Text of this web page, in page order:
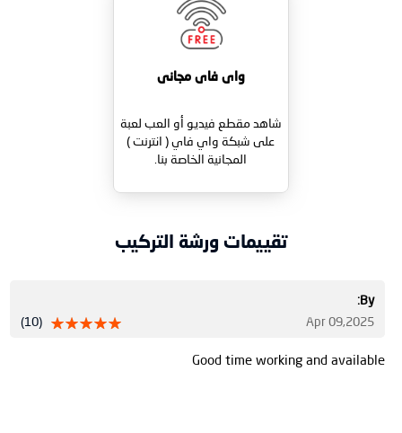
واى فاى مجانى
شاهد مقطع فيديو أو العب لعبة
على شبكة واي فاي ( انترنت )
المجانية الخاصة بنا.
تقييمات ورشة التركيب
By:
Apr 09,2025
(10)
Good time working and available